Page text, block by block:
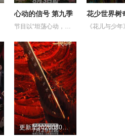
心动的信号 第九季
节目以“坦荡心动，爱意直行”为核心主题，聚焦真诚直白的新式恋爱，告别无效拉扯，走进心动小屋，见证单身青年之间萌生的浪漫情愫。
更新至20260807期